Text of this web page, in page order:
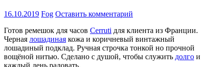
16.10.2019 Fog Оставить комментарий
Готов ремешок для часов Cerruti для клиента из Франции.
Черная лошадиная кожа и коричневый винтажный
лошадиный подклад. Ручная строчка тонкой но прочной
вощёной нитью. Сделано с душой, чтобы служить долго и
каждый день радовать.